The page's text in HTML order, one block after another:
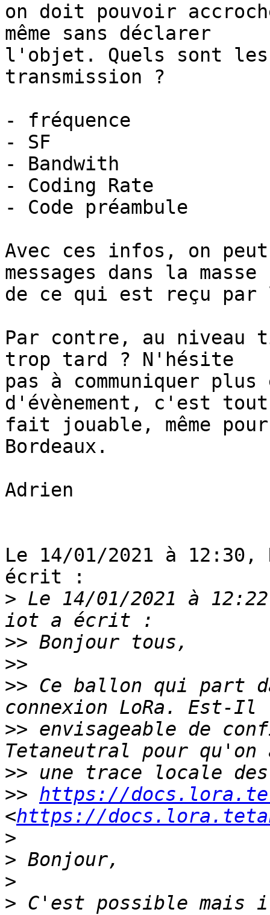
on doit pouvoir
même sans déclarer
l'objet. Quels sont les
transmission ?
- fréquence
- SF
- Bandwith
- Coding Rate
- Code préambule
Avec ces infos, on
messages dans la masse
de ce qui est reçu par
Par contre, au niveau
trop tard ? N'hésite
pas à communiquer
d'évènement, c'est
fait jouable, même
Bordeaux.
Adrien
Le 14/01/2021 à
écrit :
> Le 14/01/2021 à
>>
>>
>> Ce ballon qui part
>> envisageable de
>>
>> https://
<https://
>
>
>
> C'est possible